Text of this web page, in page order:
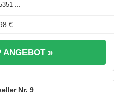
...
€
ANGEBOT »
9